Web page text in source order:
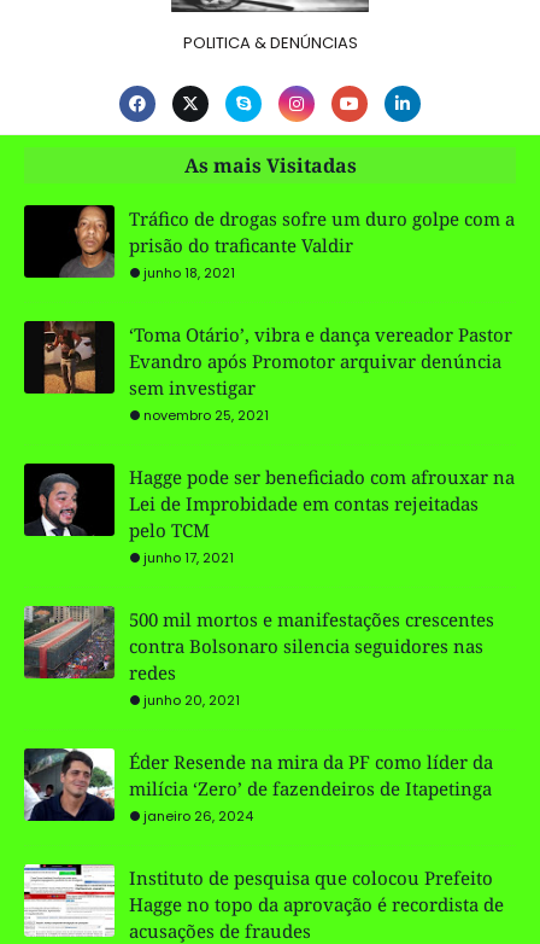
POLITICA & DENÚNCIAS
As mais Visitadas
Tráfico de drogas sofre um duro golpe com a
prisão do traficante Valdir
junho 18, 2021
‘Toma Otário’, vibra e dança vereador Pastor
Evandro após Promotor arquivar denúncia
sem investigar
novembro 25, 2021
Hagge pode ser beneficiado com afrouxar na
Lei de Improbidade em contas rejeitadas
pelo TCM
junho 17, 2021
500 mil mortos e manifestações crescentes
contra Bolsonaro silencia seguidores nas
redes
junho 20, 2021
Éder Resende na mira da PF como líder da
milícia ‘Zero’ de fazendeiros de Itapetinga
janeiro 26, 2024
Instituto de pesquisa que colocou Prefeito
Hagge no topo da aprovação é recordista de
acusações de fraudes